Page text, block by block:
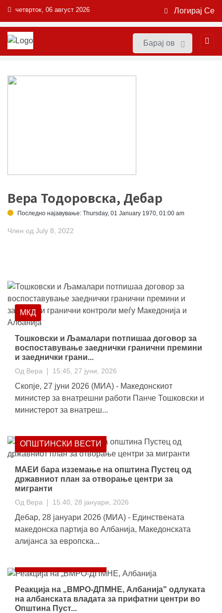
четврток, 06 август 2026 Логирај Се
Вера Тодоровска, Дебар
Последно најавување: Thursday, 01 January 1970, 01:00 am
Член од July 8, 2022
МКД
Тошковски и Љамалари потпишаа договор за
воспоставување заеднички гранични премини
и заеднички грани...
Од Вера 15:45, 27 јуни, 2026
Скопје, 27 јуни 2026 (МИА) - Македонскиот
министер за внатрешни работи Панче Тошковски и
министерот за внатреш...
ОПШТИНСКИ ВЕСТИ
МАЕИ бара изземање на општина Пустец од
државниот план за отворање центри за
мигранти
Од Вера 15:40, 28 јануари, 2026
Дебар, 28 јануари 2026 (МИА) - Единствената
македонска партија во Албанија, Македонската
алијанса за европска...
Реакција на „ВМРО-ДПМНЕ, Албанија" одлуката
на албанската владата за прифатни центри во
Општина Пуст...